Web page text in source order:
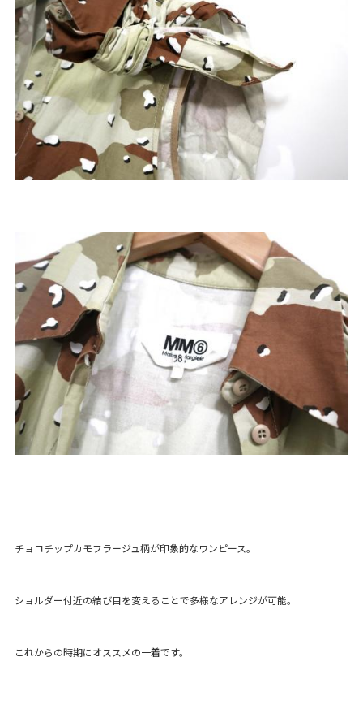
チョコチップカモフラージュ柄が印象的なワンピース。
ショルダー付近の結び目を変えることで多様なアレンジが可能。
これからの時期にオススメの一着です。